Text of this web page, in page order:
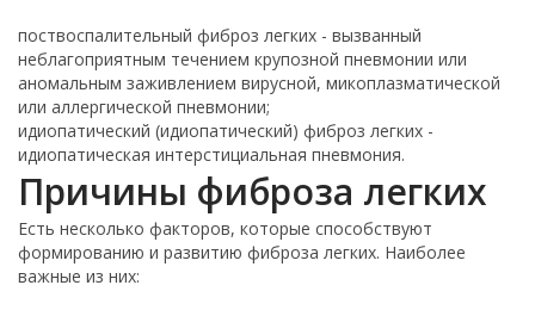
поствоспалительный фиброз легких - вызванный
неблагоприятным течением крупозной пневмонии или
аномальным заживлением вирусной, микоплазматической
или аллергической пневмонии;
идиопатический (идиопатический) фиброз легких -
идиопатическая интерстициальная пневмония.
Причины фиброза легких
Есть несколько факторов, которые способствуют
формированию и развитию фиброза легких. Наиболее
важные из них: